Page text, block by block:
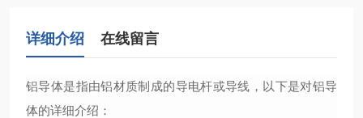
详细介绍 在线留言
铝导体是指由铝材质制成的导电杆或导线，以下是对铝导
体的详细介绍：